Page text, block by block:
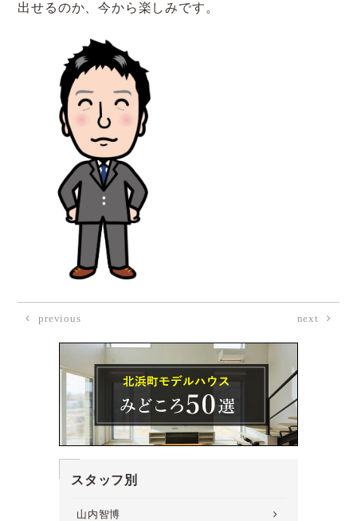
出せるのか、今から楽しみです。
previous next
スタッフ別
山内智博